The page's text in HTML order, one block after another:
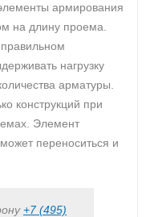
армирования
на длину проема.
нагрузку
арматуры.
конструкций при
Элемент
переноситься и
+7 (495)